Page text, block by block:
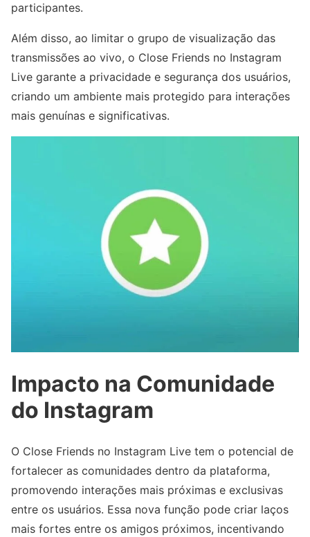
participantes.
Além disso, ao limitar o grupo de visualização das
transmissões ao vivo, o Close Friends no Instagram
Live garante a privacidade e segurança dos usuários,
criando um ambiente mais protegido para interações
mais genuínas e significativas.
Impacto na Comunidade
do Instagram
O Close Friends no Instagram Live tem o potencial de
fortalecer as comunidades dentro da plataforma,
promovendo interações mais próximas e exclusivas
entre os usuários. Essa nova função pode criar laços
mais fortes entre os amigos próximos, incentivando